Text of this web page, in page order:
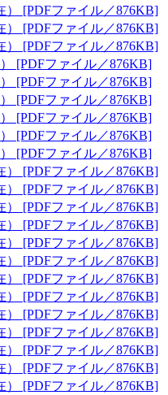
） [PDFファイル／876KB]
） [PDFファイル／876KB]
） [PDFファイル／876KB]
[PDFファイル／876KB]
[PDFファイル／876KB]
[PDFファイル／876KB]
[PDFファイル／876KB]
[PDFファイル／876KB]
[PDFファイル／876KB]
） [PDFファイル／876KB]
） [PDFファイル／876KB]
） [PDFファイル／876KB]
） [PDFファイル／876KB]
） [PDFファイル／876KB]
） [PDFファイル／876KB]
） [PDFファイル／876KB]
） [PDFファイル／876KB]
） [PDFファイル／876KB]
） [PDFファイル／876KB]
） [PDFファイル／876KB]
） [PDFファイル／876KB]
） [PDFファイル／876KB]